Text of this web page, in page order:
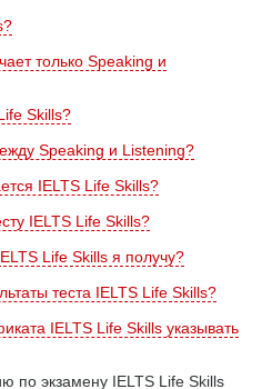
только Speaking и
Skills?
Speaking и Listening?
IELTS Life Skills?
IELTS Life Skills?
Life Skills я получу?
теста IELTS Life Skills?
IELTS Life Skills указывать
по экзамену IELTS Life Skills